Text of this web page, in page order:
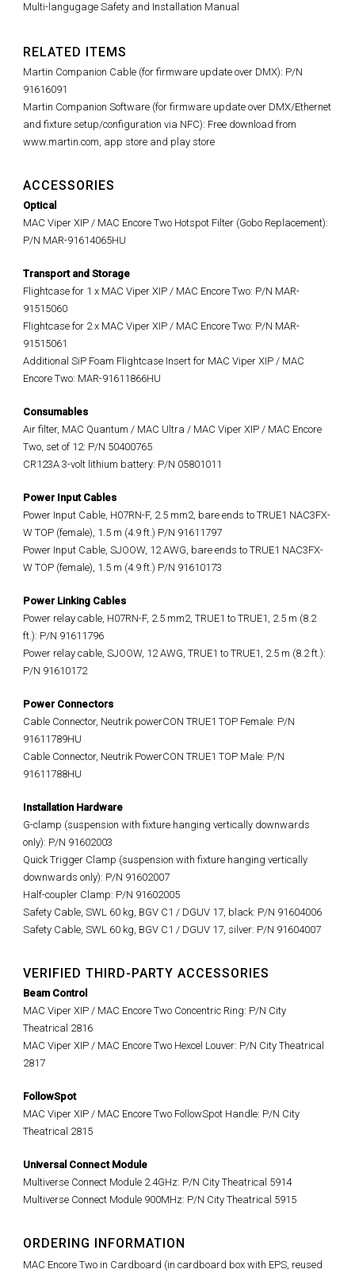
Multi-langugage Safety and Installation Manual
RELATED ITEMS
Martin Companion Cable (for firmware update over DMX): P/N
91616091
Martin Companion Software (for firmware update over DMX/Ethernet
and fixture setup/configuration via NFC): Free download from
www.martin.com, app store and play store
ACCESSORIES
Optical
MAC Viper XIP / MAC Encore Two Hotspot Filter (Gobo Replacement):
P/N MAR-91614065HU
Transport and Storage
Flightcase for 1 x MAC Viper XIP / MAC Encore Two: P/N MAR-
91515060
Flightcase for 2 x MAC Viper XIP / MAC Encore Two: P/N MAR-
91515061
Additional SiP Foam Flightcase Insert for MAC Viper XIP / MAC
Encore Two: MAR-91611866HU
Consumables
Air filter, MAC Quantum / MAC Ultra / MAC Viper XIP / MAC Encore
Two, set of 12: P/N 50400765
CR123A 3-volt lithium battery: P/N 05801011
Power Input Cables
Power Input Cable, H07RN-F, 2.5 mm2, bare ends to TRUE1 NAC3FX-
W TOP (female), 1.5 m (4.9 ft.) P/N 91611797
Power Input Cable, SJOOW, 12 AWG, bare ends to TRUE1 NAC3FX-
W TOP (female), 1.5 m (4.9 ft.) P/N 91610173
Power Linking Cables
Power relay cable, H07RN-F, 2.5 mm2, TRUE1 to TRUE1, 2.5 m (8.2
ft.): P/N 91611796
Power relay cable, SJOOW, 12 AWG, TRUE1 to TRUE1, 2.5 m (8.2 ft.):
P/N 91610172
Power Connectors
Cable Connector, Neutrik powerCON TRUE1 TOP Female: P/N
91611789HU
Cable Connector, Neutrik PowerCON TRUE1 TOP Male: P/N
91611788HU
Installation Hardware
G-clamp (suspension with fixture hanging vertically downwards
only): P/N 91602003
Quick Trigger Clamp (suspension with fixture hanging vertically
downwards only): P/N 91602007
Half-coupler Clamp: P/N 91602005
Safety Cable, SWL 60 kg, BGV C1 / DGUV 17, black: P/N 91604006
Safety Cable, SWL 60 kg, BGV C1 / DGUV 17, silver: P/N 91604007
VERIFIED THIRD-PARTY ACCESSORIES
Beam Control
MAC Viper XIP / MAC Encore Two Concentric Ring: P/N City
Theatrical 2816
MAC Viper XIP / MAC Encore Two Hexcel Louver: P/N City Theatrical
2817
FollowSpot
MAC Viper XIP / MAC Encore Two FollowSpot Handle: P/N City
Theatrical 2815
Universal Connect Module
Multiverse Connect Module 2.4GHz: P/N City Theatrical 5914
Multiverse Connect Module 900MHz: P/N City Theatrical 5915
ORDERING INFORMATION
MAC Encore Two in Cardboard (in cardboard box with EPS, reused